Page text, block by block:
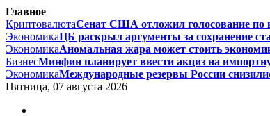
Главное
КриптовалютаСенат США отложил голосование
ЭкономикаЦБ раскрыл аргументы за сохранение
ЭкономикаАномальная жара может стоить
БизнесМинфин планирует ввести акциз на
ЭкономикаМеждународные резервы России
Пятница, 07 августа 2026